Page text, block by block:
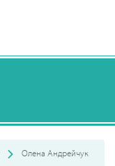
Олена Андрейчук